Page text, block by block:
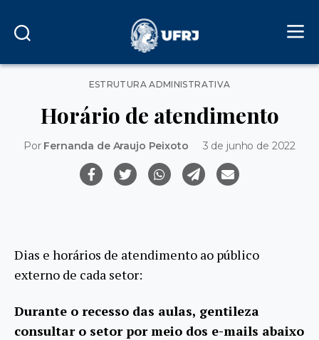
Categorias
ESTRUTURA ADMINISTRATIVA
Horário de atendimento
Por Fernanda de Araujo Peixoto 3 de junho de 2022
Dias e horários de atendimento ao público
externo de cada setor:
Durante o recesso das aulas, gentileza
consultar o setor por meio dos e-mails abaixo